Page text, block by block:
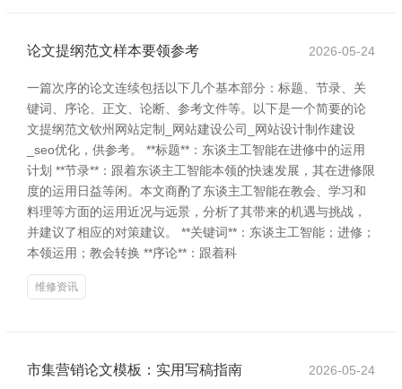
论文提纲范文样本要领参考 2026-05-24
一篇次序的论文连续包括以下几个基本部分：标题、节录、关
键词、序论、正文、论断、参考文件等。以下是一个简要的论
文提纲范文钦州网站定制_网站建设公司_网站设计制作建设
_seo优化，供参考。 **标题**：东谈主工智能在进修中的运用
计划 **节录**：跟着东谈主工智能本领的快速发展，其在进修限
度的运用日益等闲。本文商酌了东谈主工智能在教会、学习和
料理等方面的运用近况与远景，分析了其带来的机遇与挑战，
并建议了相应的对策建议。 **关键词**：东谈主工智能；进修；
本领运用；教会转换 **序论**：跟着科
维修资讯
市集营销论文模板：实用写稿指南 2026-05-24